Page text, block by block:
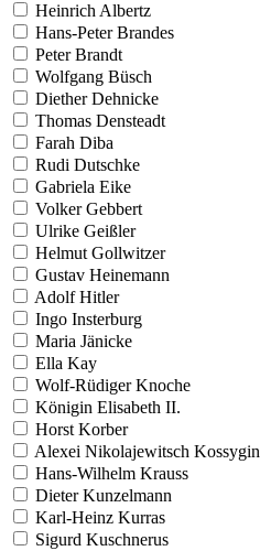
Heinrich Albertz
Hans-Peter Brandes
Peter Brandt
Wolfgang Büsch
Diether Dehnicke
Thomas Densteadt
Farah Diba
Rudi Dutschke
Gabriela Eike
Volker Gebbert
Ulrike Geißler
Helmut Gollwitzer
Gustav Heinemann
Adolf Hitler
Ingo Insterburg
Maria Jänicke
Ella Kay
Wolf-Rüdiger Knoche
Königin Elisabeth II.
Horst Korber
Alexei Nikolajewitsch Kossygin
Hans-Wilhelm Krauss
Dieter Kunzelmann
Karl-Heinz Kurras
Sigurd Kuschnerus